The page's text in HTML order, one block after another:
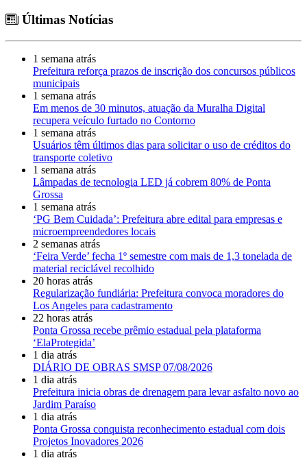
Últimas Notícias
1 semana atrás
Prefeitura reforça prazos de inscrição dos concursos públicos
municipais
1 semana atrás
Em menos de 30 minutos, atuação da Muralha Digital
recupera veículo furtado no Contorno
1 semana atrás
Usuários têm últimos dias para solicitar o uso de créditos do
transporte coletivo
1 semana atrás
Lâmpadas de tecnologia LED já cobrem 80% de Ponta
Grossa
1 semana atrás
‘PG Bem Cuidada’: Prefeitura abre edital para empresas e
microempreendedores locais
2 semanas atrás
‘Feira Verde’ fecha 1º semestre com mais de 1,3 tonelada de
material reciclável recolhido
20 horas atrás
Regularização fundiária: Prefeitura convoca moradores do
Los Angeles para cadastramento
22 horas atrás
Ponta Grossa recebe prêmio estadual pela plataforma
‘ElaProtegida’
1 dia atrás
DIÁRIO DE OBRAS SMSP 07/08/2026
1 dia atrás
Prefeitura inicia obras de drenagem para levar asfalto novo ao
Jardim Paraíso
1 dia atrás
Ponta Grossa conquista reconhecimento estadual com dois
Projetos Inovadores 2026
1 dia atrás